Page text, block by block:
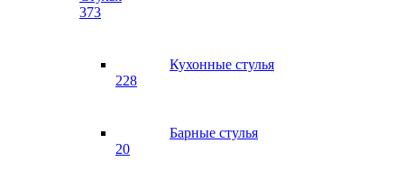
373
Кухонные стулья
228
Барные стулья
20